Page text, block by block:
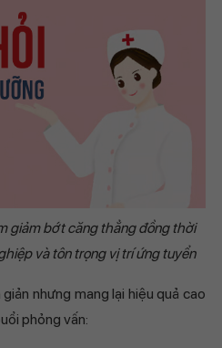
giảm bớt căng thẳng đồng thời
và tôn trọng vị trí ứng tuyển
nhưng mang lại hiệu quả cao
phỏng vấn: